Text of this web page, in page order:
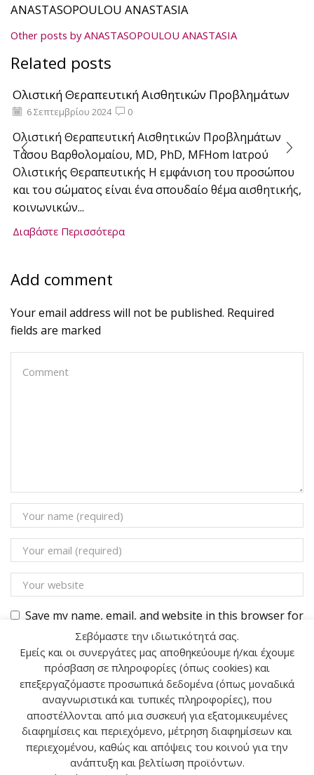
ANASTASOPOULOU ANASTASIA
Other posts by ANASTASOPOULOU ANASTASIA
Related posts
Ολιστική Θεραπευτική Αισθητικών Προβλημάτων
6 Σεπτεμβρίου 2024 0
Ολιστική Θεραπευτική Αισθητικών Προβλημάτων
Τάσου Βαρθολομαίου, MD, PhD, MFHom Ιατρού
Ολιστικής Θεραπευτικής Η εμφάνιση του προσώπου
και του σώματος είναι ένα σπουδαίο θέμα αισθητικής,
κοινωνικών...
Διαβάστε Περισσότερα
Add comment
Your email address will not be published. Required
fields are marked
Save my name, email, and website in this browser for
the next time I comment.
Αναζήτηση
Σεβόμαστε την ιδιωτικότητά σας.
Εμείς και οι συνεργάτες μας αποθηκεύουμε ή/και έχουμε
πρόσβαση σε πληροφορίες (όπως cookies) και
επεξεργαζόμαστε προσωπικά δεδομένα (όπως μοναδικά
αναγνωριστικά και τυπικές πληροφορίες), που
αποστέλλονται από μια συσκευή για εξατομικευμένες
διαφημίσεις και περιεχόμενο, μέτρηση διαφημίσεων και
περιεχομένου, καθώς και απόψεις του κοινού για την
ανάπτυξη και βελτίωση προϊόντων.